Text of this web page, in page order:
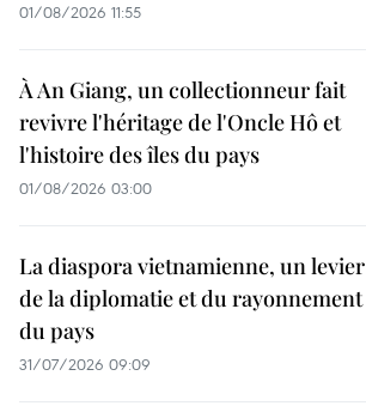
01/08/2026 11:55
À An Giang, un collectionneur fait
revivre l'héritage de l'Oncle Hô et
l'histoire des îles du pays
01/08/2026 03:00
La diaspora vietnamienne, un levier
de la diplomatie et du rayonnement
du pays
31/07/2026 09:09